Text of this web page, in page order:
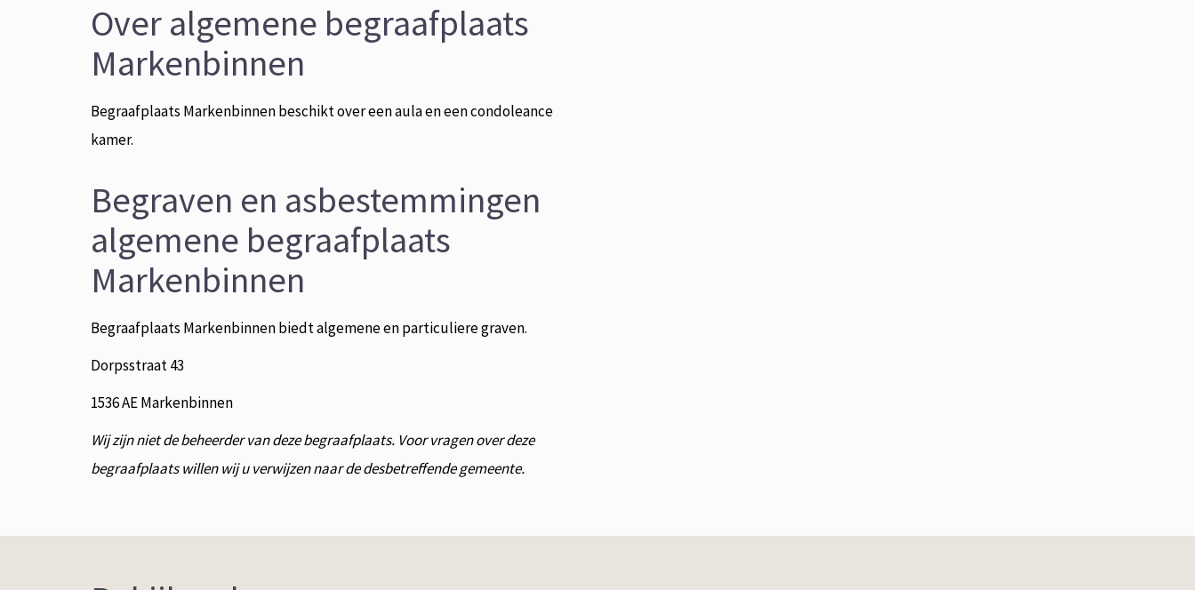
Over algemene begraafplaats
Markenbinnen
Begraafplaats Markenbinnen beschikt over een aula en een condoleance
kamer.
Begraven en asbestemmingen
algemene begraafplaats
Markenbinnen
Begraafplaats Markenbinnen biedt algemene en particuliere graven.
Dorpsstraat 43
1536 AE Markenbinnen
Wij zijn niet de beheerder van deze begraafplaats. Voor vragen over deze
begraafplaats willen wij u verwijzen naar de desbetreffende gemeente.